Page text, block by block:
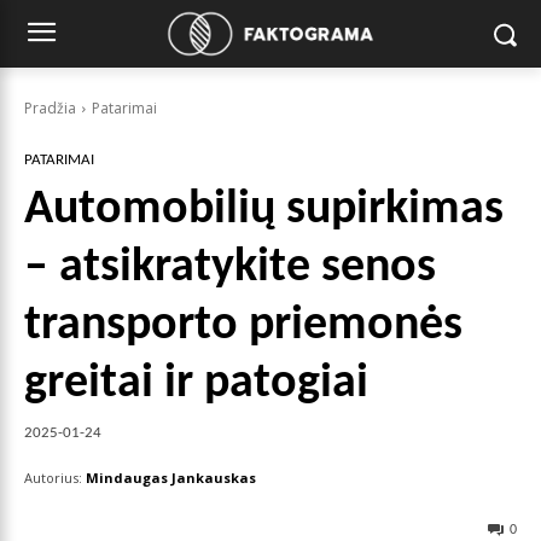
Pradžia Patarimai
PATARIMAI
Automobilių supirkimas
– atsikratykite senos
transporto priemonės
greitai ir patogiai
2025-01-24
Autorius: Mindaugas Jankauskas
0